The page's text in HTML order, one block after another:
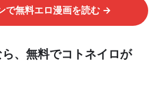
で無料エロ漫画を読む →
、無料でコトネイロが